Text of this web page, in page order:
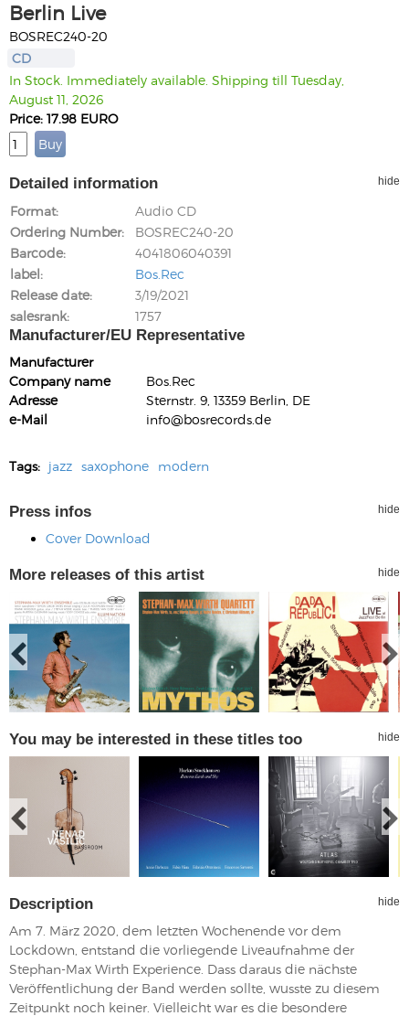
Berlin Live
BOSREC240-20
CD
In Stock. Immediately available. Shipping till Tuesday,
August 11, 2026
Price: 17.98 EURO
Detailed information hide
Format
Audio CD
Ordering Number
BOSREC240-20
Barcode
4041806040391
label
Bos.Rec
Release date
3/19/2021
salesrank
1757
Manufacturer/EU Representative
Manufacturer
Company name
Bos.Rec
Adresse
Sternstr. 9, 13359 Berlin, DE
e-Mail
info@bosrecords.de
Tags: jazz saxophone modern
Press infos hide
Cover Download
More releases of this artist hide
You may be interested in these titles too hide
Description hide
Am 7. März 2020, dem letzten Wochenende vor dem
Lockdown, entstand die vorliegende Liveaufnahme der
Stephan-Max Wirth Experience. Dass daraus die nächste
Veröffentlichung der Band werden sollte, wusste zu diesem
Zeitpunkt noch keiner. Vielleicht war es die besondere